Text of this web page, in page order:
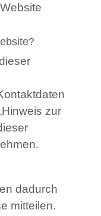
zur
dadurch
mitteilen.